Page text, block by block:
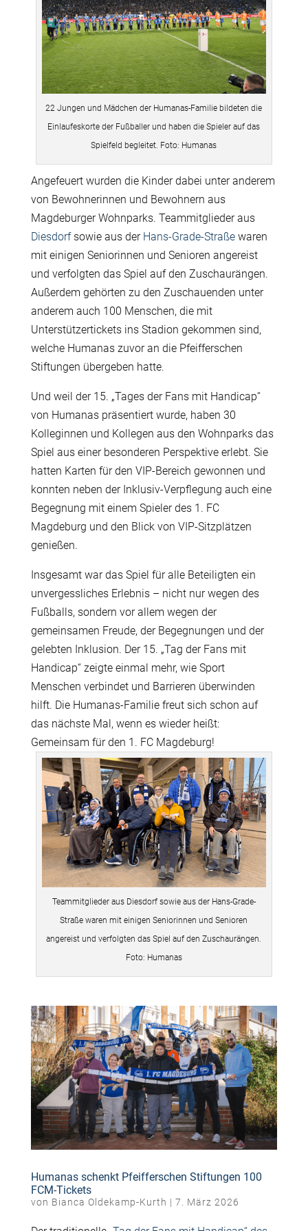
22 Jungen und Mädchen der Humanas-Familie bildeten die
Einlaufeskorte der Fußballer und haben die Spieler auf das
Spielfeld begleitet. Foto: Humanas
Angefeuert wurden die Kinder dabei unter anderem
von Bewohnerinnen und Bewohnern aus
Magdeburger Wohnparks. Teammitglieder aus
Diesdorfsowie aus der Hans-Grade-Straßewaren
mit einigen Seniorinnen und Senioren angereist
und verfolgten das Spiel auf den Zuschaurängen.
Außerdem gehörten zu den Zuschauenden unter
anderem auch 100 Menschen, die mit
Unterstützertickets ins Stadion gekommen sind,
welche Humanas zuvor an die Pfeifferschen
Stiftungen übergeben hatte.
Und weil der 15. „Tages der Fans mit Handicap“
von Humanas präsentiert wurde, haben 30
Kolleginnen und Kollegen aus den Wohnparks das
Spiel aus einer besonderen Perspektive erlebt. Sie
hatten Karten für den VIP-Bereich gewonnen und
konnten neben der Inklusiv-Verpflegung auch eine
Begegnung mit einem Spieler des 1. FC
Magdeburg und den Blick von VIP-Sitzplätzen
genießen.
Insgesamt war das Spiel für alle Beteiligten ein
unvergessliches Erlebnis – nicht nur wegen des
Fußballs, sondern vor allem wegen der
gemeinsamen Freude, der Begegnungen und der
gelebten Inklusion. Der 15. „Tag der Fans mit
Handicap“ zeigte einmal mehr, wie Sport
Menschen verbindet und Barrieren überwinden
hilft. Die Humanas-Familie freut sich schon auf
das nächste Mal, wenn es wieder heißt:
Gemeinsam für den 1. FC Magdeburg!
Teammitglieder aus Diesdorf sowie aus der Hans-Grade-
Straße waren mit einigen Seniorinnen und Senioren
angereist und verfolgten das Spiel auf den Zuschaurängen.
Foto: Humanas
Humanas schenkt Pfeifferschen Stiftungen 100
FCM-Tickets
von Bianca Oldekamp-Kurth | 7. März 2026